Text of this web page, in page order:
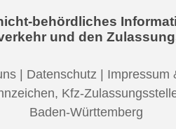
behördliches
und den
Datenschutz
Impressum
, Kfz-
Baden-Württemberg